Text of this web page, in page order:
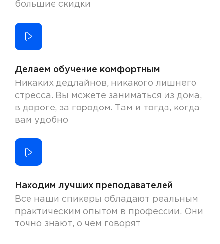
большие скидки
Делаем обучение комфортным
Никаких дедлайнов, никакого лишнего
стресса. Вы можете заниматься из дома,
в дороге, за городом. Там и тогда, когда
вам удобно
Находим лучших преподавателей
Все наши спикеры обладают реальным
практическим опытом в профессии. Они
точно знают, о чем говорят